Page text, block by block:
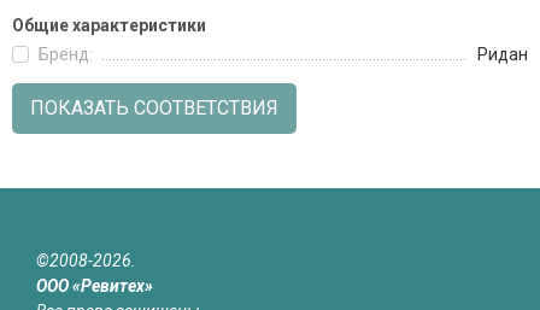
Общие характеристики
Бренд:
Ридан
ПОКАЗАТЬ СООТВЕТСТВИЯ
©2008-2026.
ООО «Ревитех»